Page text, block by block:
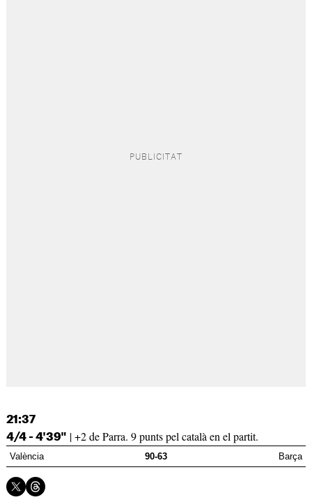
21:37
4/4 - 4'39" | +2 de Parra. 9 punts pel català en el partit.
València 90-63 Barça